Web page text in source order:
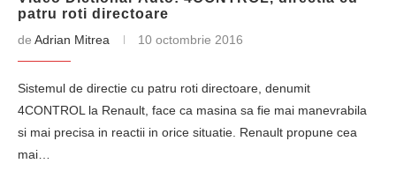
patru roti directoare
de Adrian Mitrea 10 octombrie 2016
Sistemul de directie cu patru roti directoare, denumit
4CONTROL la Renault, face ca masina sa fie mai manevrabila
si mai precisa in reactii in orice situatie. Renault propune cea
mai…